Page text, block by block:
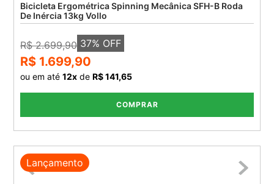
Bicicleta Ergométrica Spinning Mecânica SFH-B Roda
De Inércia 13kg Vollo
R$ 2.699,90 37% OFF
R$ 1.699,90
ou em até 12x de R$ 141,65
COMPRAR
Lançamento